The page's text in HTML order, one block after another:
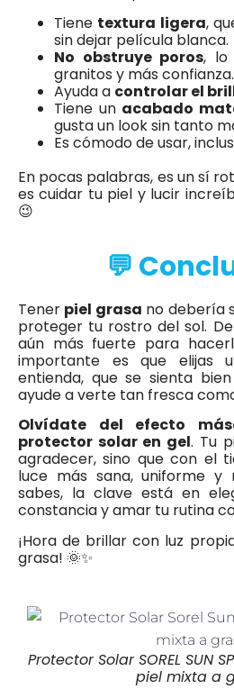
Tiene textura ligera,
sin dejar película blanca.
No obstruye poros, lo
granitos y más confianza.
Ayuda a controlar el
Tiene un acabado
gusta un look sin tanto
Es cómodo de usar,
En pocas palabras, es un sí
es cuidar tu piel y lucir
😉
💬
Tener piel grasa no debería
proteger tu rostro del sol.
aún más fuerte para
importante es que elijas
entienda, que se sienta
ayude a verte tan fresca
Olvídate del efecto
protector solar en gel. Tu
agradecer, sino que con el
luce más sana, uniforme y
sabes, la clave está en
constancia y amar tu rutina
¡Hora de brillar con luz
grasa! 🌞✨
Protector Solar SOREL SUN
piel mixta a